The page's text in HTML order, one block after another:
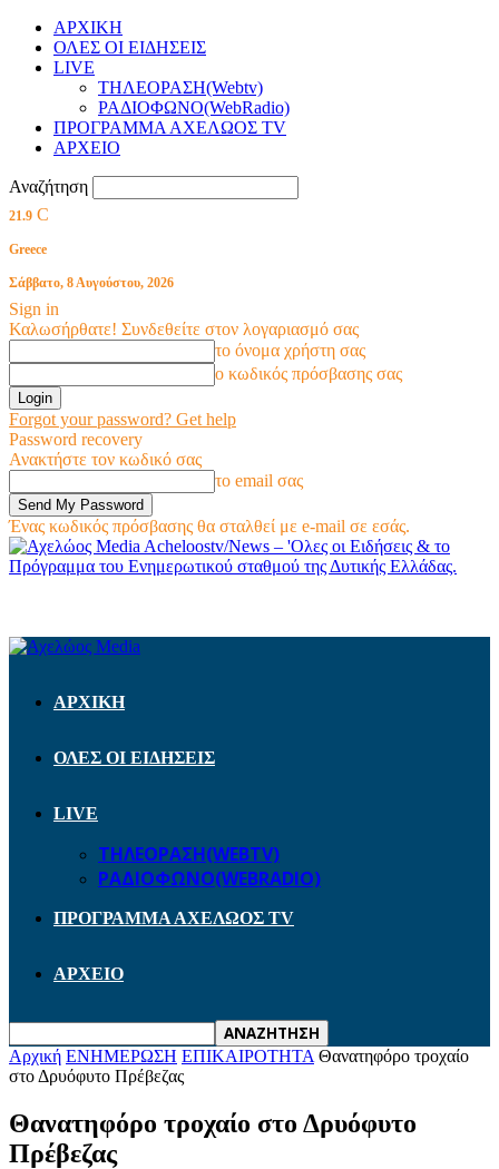
ΑΡΧΙΚΗ
ΟΛΕΣ ΟΙ ΕΙΔΗΣΕΙΣ
LIVE
ΤΗΛΕΟΡΑΣΗ(Webtv)
ΡΑΔΙΟΦΩΝΟ(WebRadio)
ΠΡΟΓΡΑΜΜΑ ΑΧΕΛΩΟΣ TV
ΑΡΧΕΙΟ
Αναζήτηση
21.9 C
Greece
Σάββατο, 8 Αυγούστου, 2026
Sign in
Καλωσήρθατε! Συνδεθείτε στον λογαριασμό σας
το όνομα χρήστη σας
ο κωδικός πρόσβασης σας
Forgot your password? Get help
Password recovery
Ανακτήστε τον κωδικό σας
το email σας
Ένας κωδικός πρόσβασης θα σταλθεί με e-mail σε εσάς.
Acheloostv/News – 'Ολες οι Ειδήσεις & το
Πρόγραμμα του Ενημερωτικού σταθμού της Δυτικής Ελλάδας.
ΑΡΧΙΚΗ
ΟΛΕΣ ΟΙ ΕΙΔΗΣΕΙΣ
LIVE
ΤΗΛΕΟΡΑΣΗ(WEBTV)
ΡΑΔΙΟΦΩΝΟ(WEBRADIO)
ΠΡΟΓΡΑΜΜΑ ΑΧΕΛΩΟΣ TV
ΑΡΧΕΙΟ
Αρχική ΕΝΗΜΕΡΩΣΗ ΕΠΙΚΑΙΡΟΤΗΤΑ Θανατηφόρο τροχαίο
στο Δρυόφυτο Πρέβεζας
Θανατηφόρο τροχαίο στο Δρυόφυτο
Πρέβεζας